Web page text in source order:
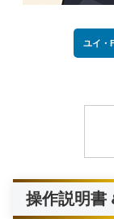
ユイ・
操作説明書